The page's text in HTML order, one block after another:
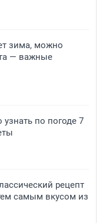
зима, можно
— важные
по погоде 7
рецепт
самым вкусом из